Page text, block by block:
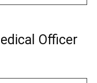
Officer